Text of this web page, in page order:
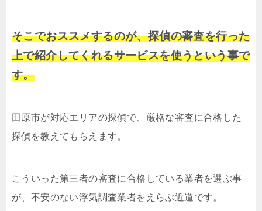
そこでおススメするのが、探偵の審査を行った
上で紹介してくれるサービスを使うという事で
す。
田原市が対応エリアの探偵で、厳格な審査に合格した
探偵を教えてもらえます。
こういった第三者の審査に合格している業者を選ぶ事
が、不安のない浮気調査業者をえらぶ近道です。